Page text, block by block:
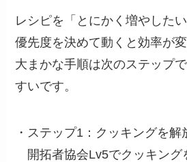
レシピを「とにかく増やした
優先度を決めて動くと効率が変
大まかな手順は次のステップ
すいです。
・ステップ1：クッキングを解
開拓者協会Lv5でクッキング